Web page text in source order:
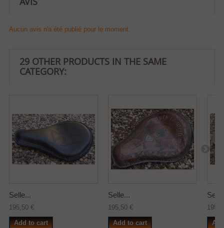
Aucun avis n'a été publié pour le moment.
29 OTHER PRODUCTS IN THE SAME
CATEGORY:
Selle...
195,50 €
Add to cart
Selle...
195,50 €
Add to cart